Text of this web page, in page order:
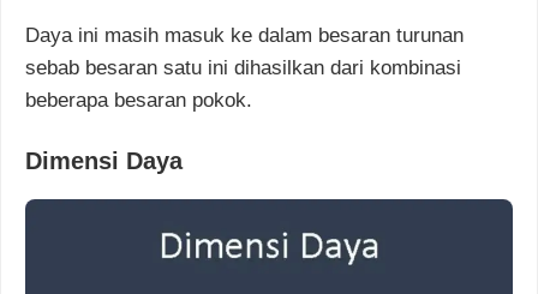
Daya ini masih masuk ke dalam besaran turunan
sebab besaran satu ini dihasilkan dari kombinasi
beberapa besaran pokok.
Dimensi Daya